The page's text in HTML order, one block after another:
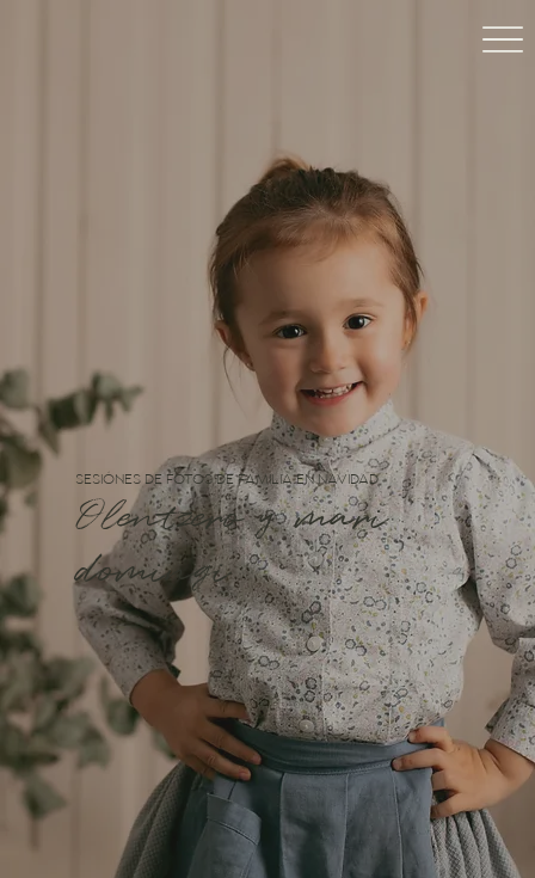
SesiónES de fotos DE FAMILIA EN NAVIDAD
Olentzero y mari
domingi